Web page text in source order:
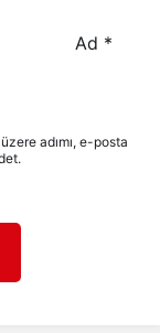
Ad *
adımı, e-posta